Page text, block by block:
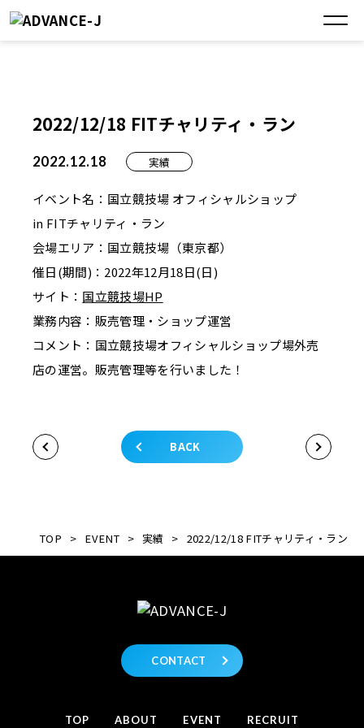
2022/12/18 FITチャリティ・ラン
2022.12.18 実績
イベント名：国立競技場 オフィシャルショップ
in FITチャリティ・ラン
会場エリア：国立競技場（東京都）
催日(期間)：2022年12月18日(日)
サイト： 国立競技場HP
業務内容：販売管理・ショップ運営
コメント：国立競技場オフィシャルショップ場外売
店の運営。販売管理等を行いました！
BACK
TOP > EVENT > 実績 > 2022/12/18 FITチャリティ・ラン
CONTACT
TOP ABOUT EVENT RECRUIT